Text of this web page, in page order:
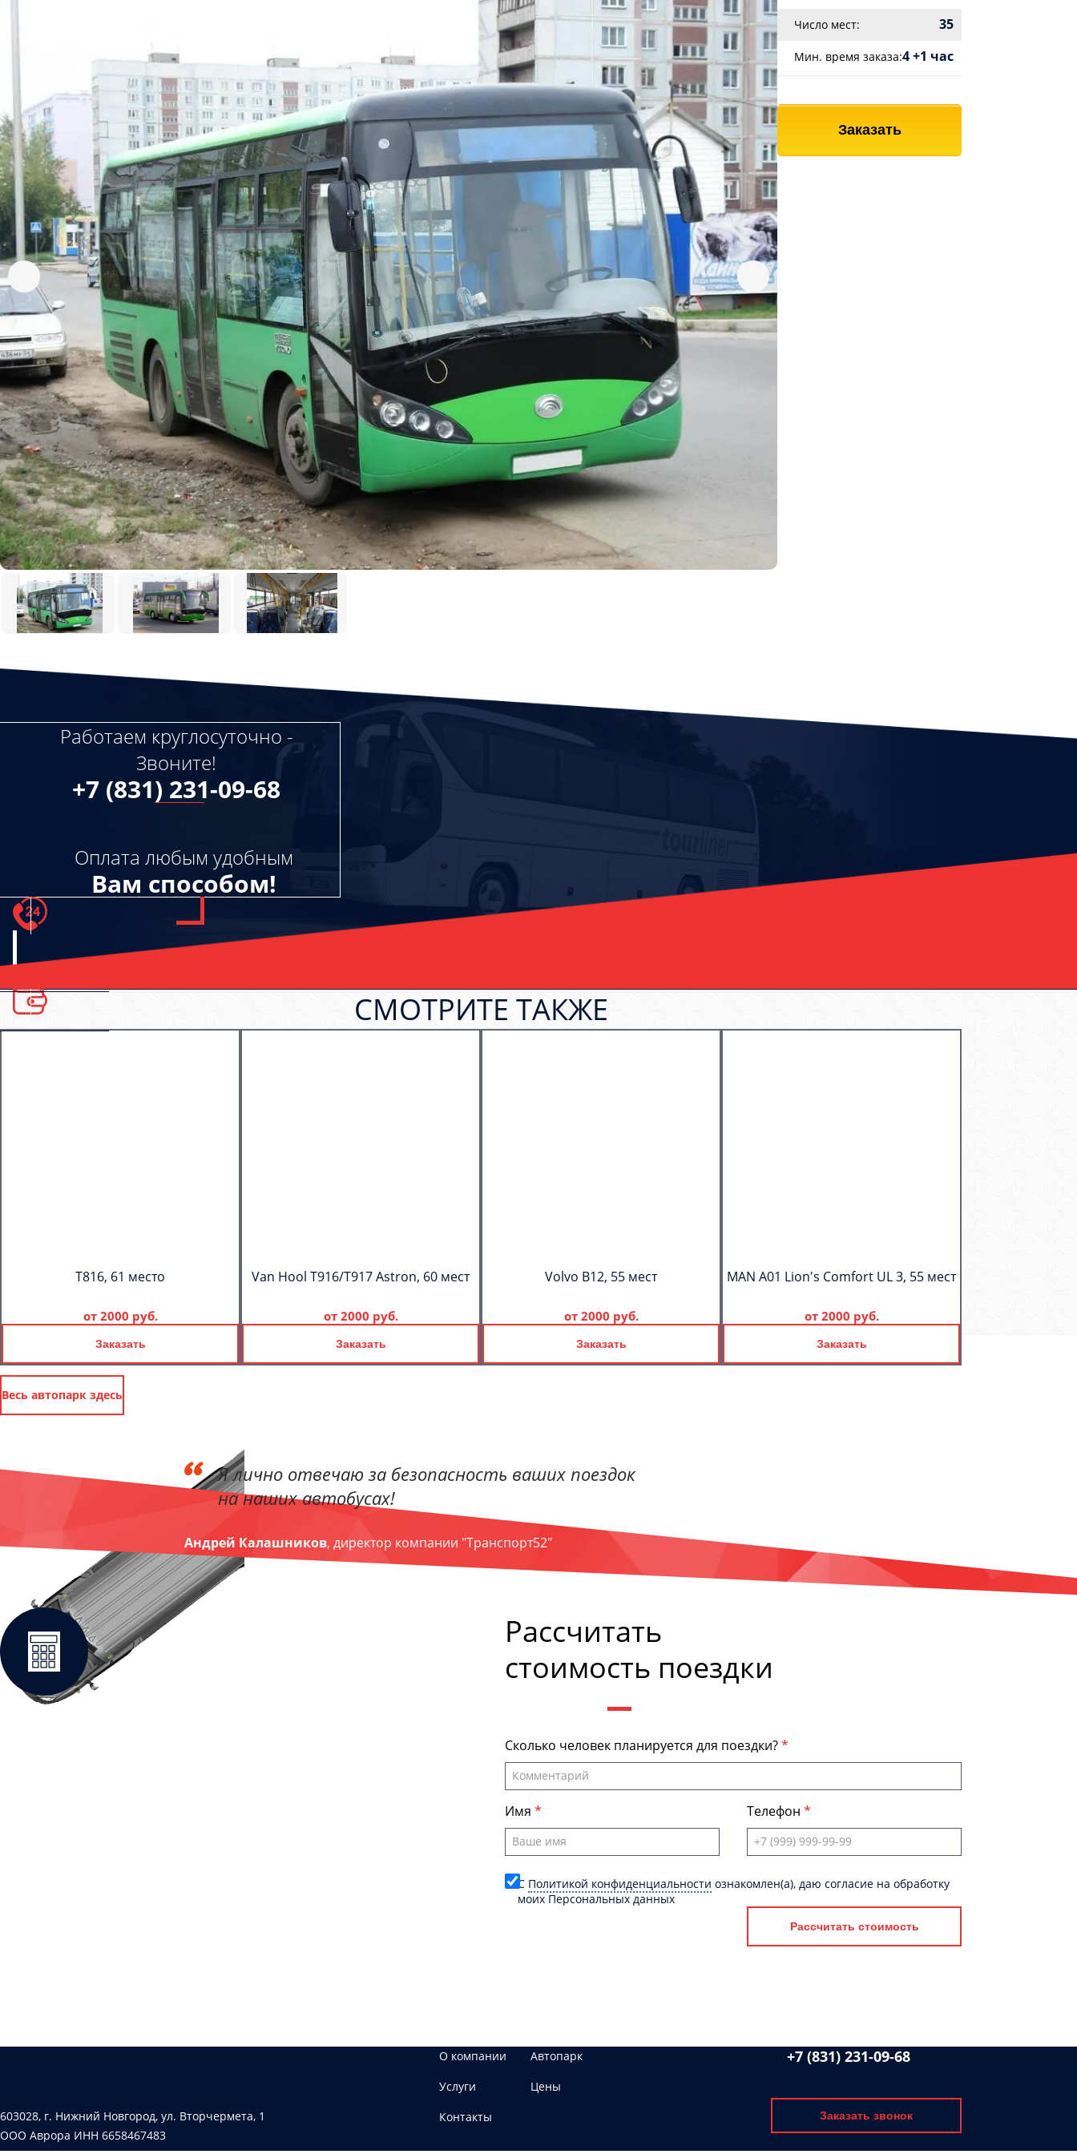
Число мест: 35
Мин. время заказа:4 +1 час
Заказать
Работаем круглосуточно -
Звоните!
+7 (831) 231-09-68
Оплата любым удобным
Вам способом!
СМОТРИТЕ ТАКЖЕ
T816, 61 место
от 2000 руб.
Заказать
Van Hool T916/T917 Astron, 60 мест
от 2000 руб.
Заказать
Volvo B12, 55 мест
от 2000 руб.
Заказать
MAN A01 Lion's Comfort UL 3, 55 мест
от 2000 руб.
Заказать
Весь автопарк здесь
Я лично отвечаю за безопасность ваших поездок
на наших автобусах!
Андрей Калашников, директор компании "Транспорт52"
Рассчитать
стоимость поездки
Сколько человек планируется для поездки?
Имя Телефон
C Политикой конфиденциальности ознакомлен(а), даю согласие на обработку
моих Персональных данных
Рассчитать стоимость
603028, г. Нижний Новгород, ул. Вторчермета, 1
ООО Аврора ИНН 6658467483
О компании
Автопарк
Услуги
Цены
Контакты
+7 (831) 231-09-68
Заказать звонок